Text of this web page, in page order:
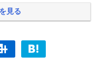
見る